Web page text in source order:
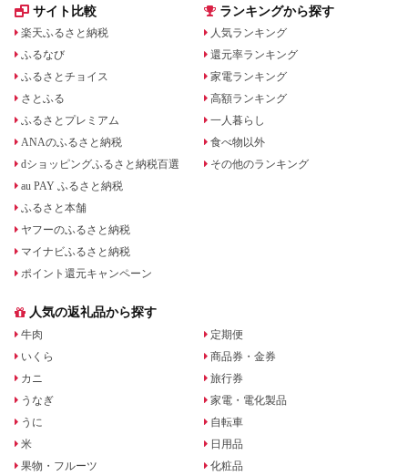
サイト比較
楽天ふるさと納税
ふるなび
ふるさとチョイス
さとふる
ふるさとプレミアム
ANAのふるさと納税
dショッピングふるさと納税百選
au PAY ふるさと納税
ふるさと本舗
ヤフーのふるさと納税
マイナビふるさと納税
ポイント還元キャンペーン
ランキングから探す
人気ランキング
還元率ランキング
家電ランキング
高額ランキング
一人暮らし
食べ物以外
その他のランキング
人気の返礼品から探す
牛肉
いくら
カニ
うなぎ
うに
米
果物・フルーツ
定期便
商品券・金券
旅行券
家電・電化製品
自転車
日用品
化粧品